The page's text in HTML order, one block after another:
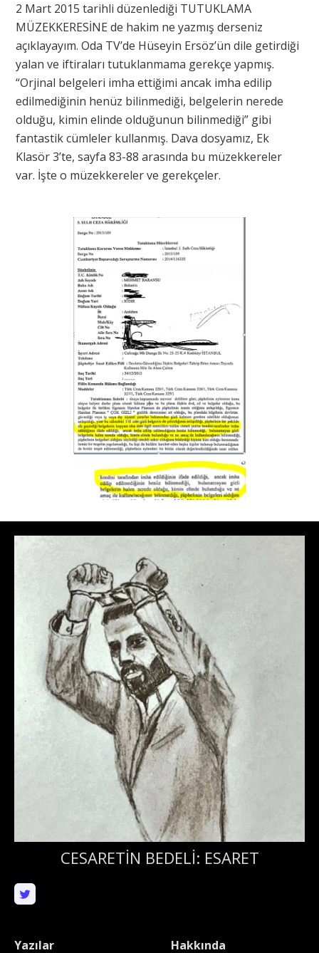
2 Mart 2015 tarihli düzenlediği TUTUKLAMA
MÜZEKKERESİNE de hakim ne yazmış derseniz
açıklayayım. Oda TV’de Hüseyin Ersöz’ün dile getirdiği
yalan ve iftiraları tutuklanmama gerekçe yapmış.
“Orjinal belgeleri imha ettiğimi ancak imha edilip
edilmediğinin henüz bilinmediği, belgelerin nerede
olduğu, kimin elinde olduğunun bilinmediği” gibi
fantastik cümleler kullanmış. Dava dosyamız, Ek
Klasör 3’te, sayfa 83-88 arasında bu müzekkereler
var. İşte o müzekkereler ve gerekçeler.
CESARETİN BEDELİ: ESARET
Yazılar Hakkında